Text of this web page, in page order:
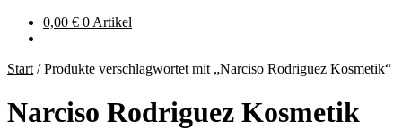
0,00 € 0 Artikel
Start /Produkte verschlagwortet mit „Narciso Rodriguez Kosmetik“
Narciso Rodriguez Kosmetik